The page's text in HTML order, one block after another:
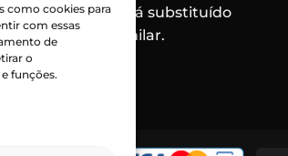
como cookies para
com essas
de
o
funções.
o mesmo será substituído
um produto similar.